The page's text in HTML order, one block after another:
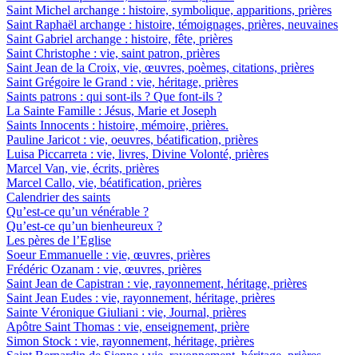
Saint Michel archange : histoire, symbolique, apparitions, prières
Saint Raphaël archange : histoire, témoignages, prières, neuvaines
Saint Gabriel archange : histoire, fête, prières
Saint Christophe : vie, saint patron, prières
Saint Jean de la Croix, vie, œuvres, poèmes, citations, prières
Saint Grégoire le Grand : vie, héritage, prières
Saints patrons : qui sont-ils ? Que font-ils ?
La Sainte Famille : Jésus, Marie et Joseph
Saints Innocents : histoire, mémoire, prières.
Pauline Jaricot : vie, oeuvres, béatification, prières
Luisa Piccarreta : vie, livres, Divine Volonté, prières
Marcel Van, vie, écrits, prières
Marcel Callo, vie, béatification, prières
Calendrier des saints
Qu’est-ce qu’un vénérable ?
Qu’est-ce qu’un bienheureux ?
Les pères de l’Eglise
Soeur Emmanuelle : vie, œuvres, prières
Frédéric Ozanam : vie, œuvres, prières
Saint Jean de Capistran : vie, rayonnement, héritage, prières
Saint Jean Eudes : vie, rayonnement, héritage, prières
Sainte Véronique Giuliani : vie, Journal, prières
Apôtre Saint Thomas : vie, enseignement, prière
Simon Stock : vie, rayonnement, héritage, prières